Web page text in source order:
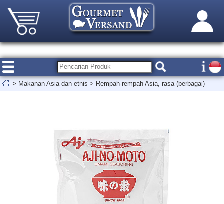
> Makanan Asia dan etnis > Rempah-rempah Asia, rasa (berbagai)